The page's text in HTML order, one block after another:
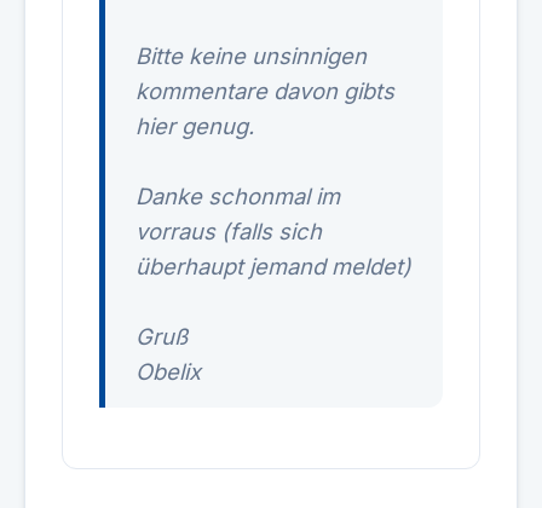
Bitte keine unsinnigen
kommentare davon gibts
hier genug.
Danke schonmal im
vorraus (falls sich
überhaupt jemand meldet)
Gruß
Obelix